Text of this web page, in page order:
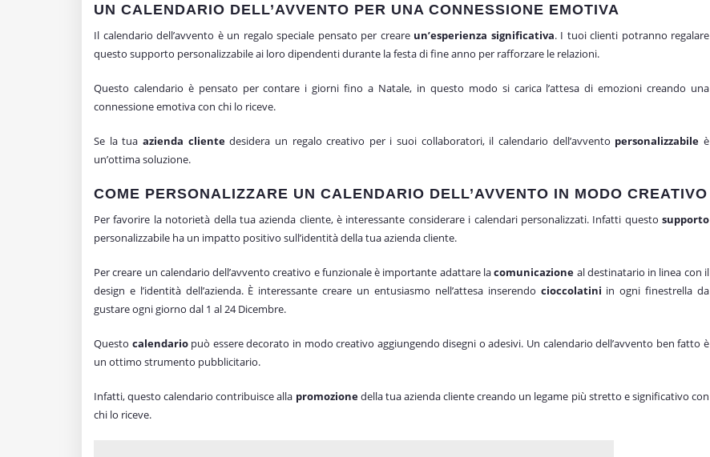
UN CALENDARIO DELL’AVVENTO PER UNA CONNESSIONE EMOTIVA
Il calendario dell’avvento è un regalo speciale pensato per creare un’esperienza significativa. I tuoi clienti potranno regalare
questo supporto personalizzabile ai loro dipendenti durante la festa di fine anno per rafforzare le relazioni.
Questo calendario è pensato per contare i giorni fino a Natale, in questo modo si carica l’attesa di emozioni creando una
connessione emotiva con chi lo riceve.
Se la tua azienda clientedesidera un regalo creativo per i suoi collaboratori, il calendario dell’avvento personalizzabile è
un’ottima soluzione.
COME PERSONALIZZARE UN CALENDARIO DELL’AVVENTO IN MODO CREATIVO
Per favorire la notorietà della tua azienda cliente, è interessante considerare i calendari personalizzati. Infatti questo supporto
personalizzabile ha un impatto positivo sull’identità della tua azienda cliente.
Per creare un calendario dell’avvento creativo e funzionale è importante adattare lacomunicazione al destinatario in linea con il
design e l’identità dell’azienda. È interessante creare un entusiasmo nell’attesa inserendo cioccolatini in ogni finestrella da
gustare ogni giorno dal 1 al 24 Dicembre.
Questo calendariopuò essere decorato in modo creativo aggiungendo disegni o adesivi. Un calendario dell’avvento ben fatto è
un ottimo strumento pubblicitario.
Infatti, questo calendario contribuisce alla promozionedella tua azienda cliente creando un legame più stretto e significativo con
chi lo riceve.